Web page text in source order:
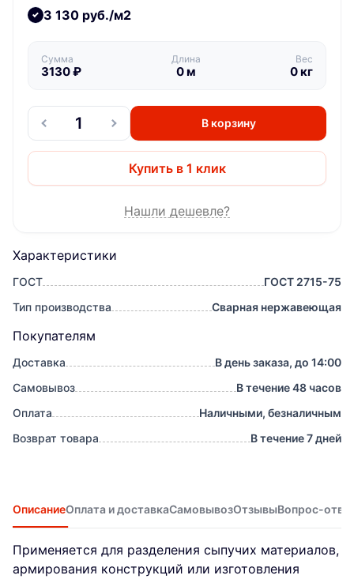
Характеристики
ГОСТ
ГОСТ 2715-75
Тип производства
Сварная нержавеющая
Покупателям
Доставка
В день заказа, до 14:00
Самовывоз
В течение 48 часов
Оплата
Наличными, безналичным
Возврат товара
В течение 7 дней
3 130 руб./м2
Сумма
3130₽
Длина
0м
Вес
0кг
В корзину
Купить в 1 клик
Нашли дешевле?
ОписаниеОплата и доставкаСамовывозОтзывыВопрос-
Применяется для разделения сыпучих материалов,
армирования конструкций или изготовления